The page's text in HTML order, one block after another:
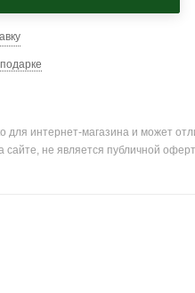
для интернет-магазина и может
не является публичной